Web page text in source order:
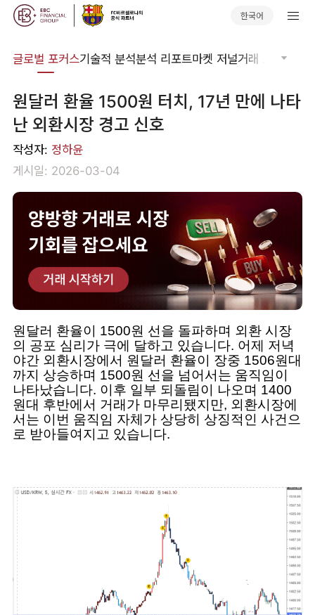
한국어
글로벌 포커스기술적 분석분석 리포트마켓 저널거래 소프트웨어
원달러 환율 1500원 터치, 17년 만에 나타
난 외환시장 경고 신호
작성자: 정하윤
게시일: 2026-03-04
원달러 환율이 1500원 선을 돌파하며 외환 시장
의 공포 심리가 극에 달하고 있습니다. 어제 저녁
야간 외환시장에서 원달러 환율이 장중 1506원대
까지 상승하며 1500원 선을 넘어서는 움직임이
나타났습니다. 이후 일부 되돌림이 나오며 1400
원대 후반에서 거래가 마무리됐지만, 외환시장에
서는 이번 움직임 자체가 상당히 상징적인 사건으
로 받아들여지고 있습니다.